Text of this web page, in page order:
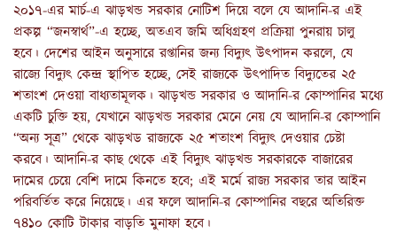
২০১৭-এর মার্চ-এ ঝাড়খন্ড সরকার নোটিশ দিয়ে বলে যে আদানি-র এই
প্রকল্প “জনস্বার্থ”-এ হচ্ছে, অতএব জমি অধিগ্রহণ প্রক্রিয়া পুনরায় চালু
হবে। দেশের আইন অনুসারে রপ্তানির জন্য বিদ্যুৎ উৎপাদন করলে, যে
রাজ্যে বিদ্যুৎ কেন্দ্র স্থাপিত হচ্ছে, সেই রাজ্যকে উৎপাদিত বিদ্যুতের ২৫
শতাংশ দেওয়া বাধ্যতামূলক। ঝাড়খন্ড সরকার ও আদানি-র কোম্পানির মধ্যে
একটি চুক্তি হয়, যেখানে ঝাড়খন্ড সরকার মেনে নেয় যে আদানি-র কোম্পানি
“অন্য সূত্র” থেকে ঝাড়খড রাজ্যকে ২৫ শতাংশ বিদ্যুৎ দেওয়ার চেষ্টা
করবে। আদানি-র কাছ থেকে এই বিদ্যুৎ ঝাড়খন্ড সরকারকে বাজারের
দামের চেয়ে বেশি দামে কিনতে হবে; এই মর্মে রাজ্য সরকার তার আইন
পরিবর্তিত করে নিয়েছে। এর ফলে আদানি-র কোম্পানির বছরে অতিরিক্ত
৭৪১০ কোটি টাকার বাড়তি মুনাফা হবে।